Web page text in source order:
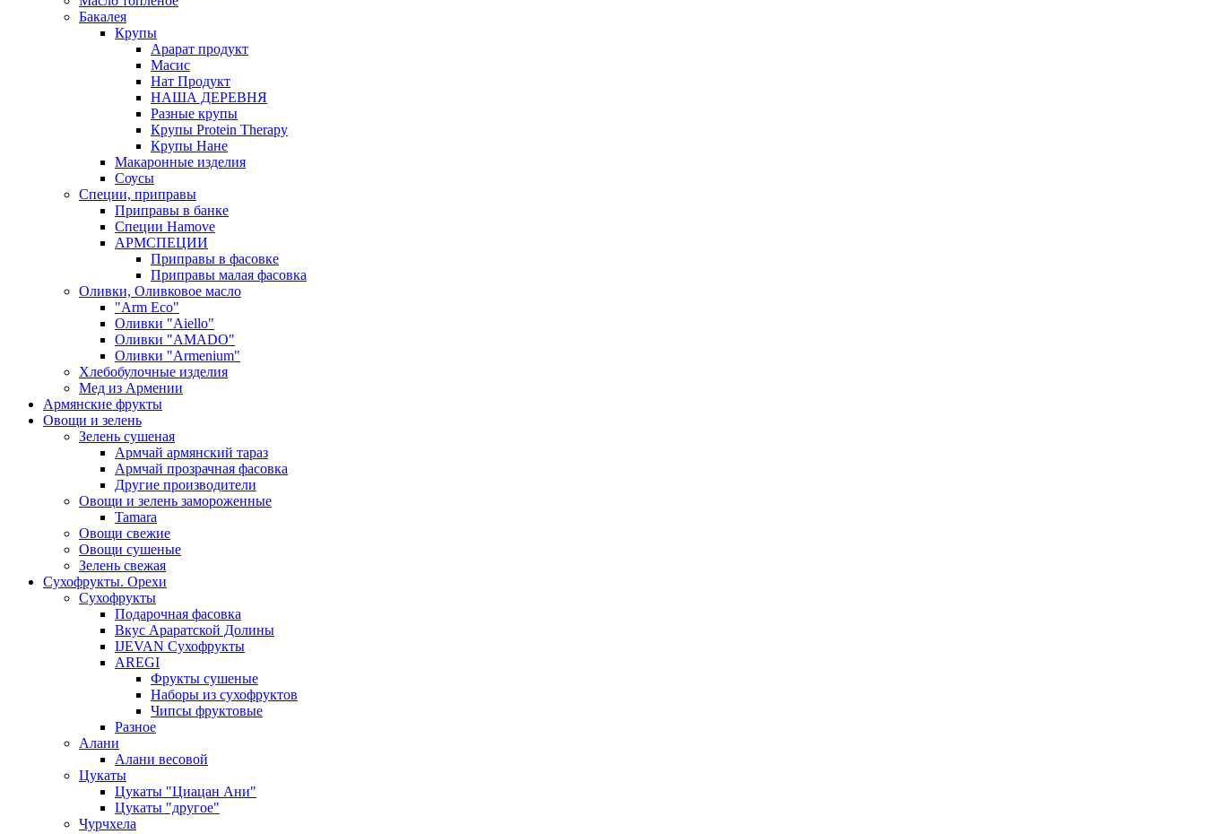
Бакалея
Крупы
Арарат продукт
Масис
Нат Продукт
НАША ДЕРЕВНЯ
Разные крупы
Крупы Protein Therapy
Крупы Нане
Макаронные изделия
Соусы
Специи, приправы
Приправы в банке
Специи Hamove
АРМСПЕЦИИ
Приправы в фасовке
Приправы малая фасовка
Оливки, Оливковое масло
"Arm Eco"
Оливки "Aiello"
Оливки "AMADO"
Оливки "Armenium"
Хлебобулочные изделия
Мед из Армении
Армянские фрукты
Овощи и зелень
Зелень сушеная
Армчай армянский тараз
Армчай прозрачная фасовка
Другие производители
Овощи и зелень замороженные
Tamara
Овощи свежие
Овощи сушеные
Зелень свежая
Сухофрукты. Орехи
Сухофрукты
Подарочная фасовка
Вкус Араратской Долины
IJEVAN Сухофрукты
AREGI
Фрукты сушеные
Наборы из сухофруктов
Чипсы фруктовые
Разное
Алани
Алани весовой
Цукаты
Цукаты "Циацан Ани"
Цукаты "другое"
Чурчхела